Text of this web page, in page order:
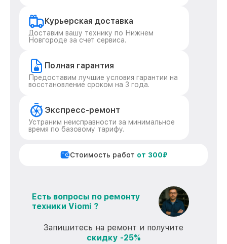
Курьерская доставка
Доставим вашу технику по Нижнем
Новгороде за счет сервиса.
Полная гарантия
Предоставим лучшие условия гарантии на
восстановление сроком на 3 года.
Экспресс-ремонт
Устраним неисправности за минимальное
время по базовому тарифу.
Стоимость работ от 300₽
Есть вопросы по ремонту
техники Viomi ?
Запишитесь на ремонт и получите
скидку -25%